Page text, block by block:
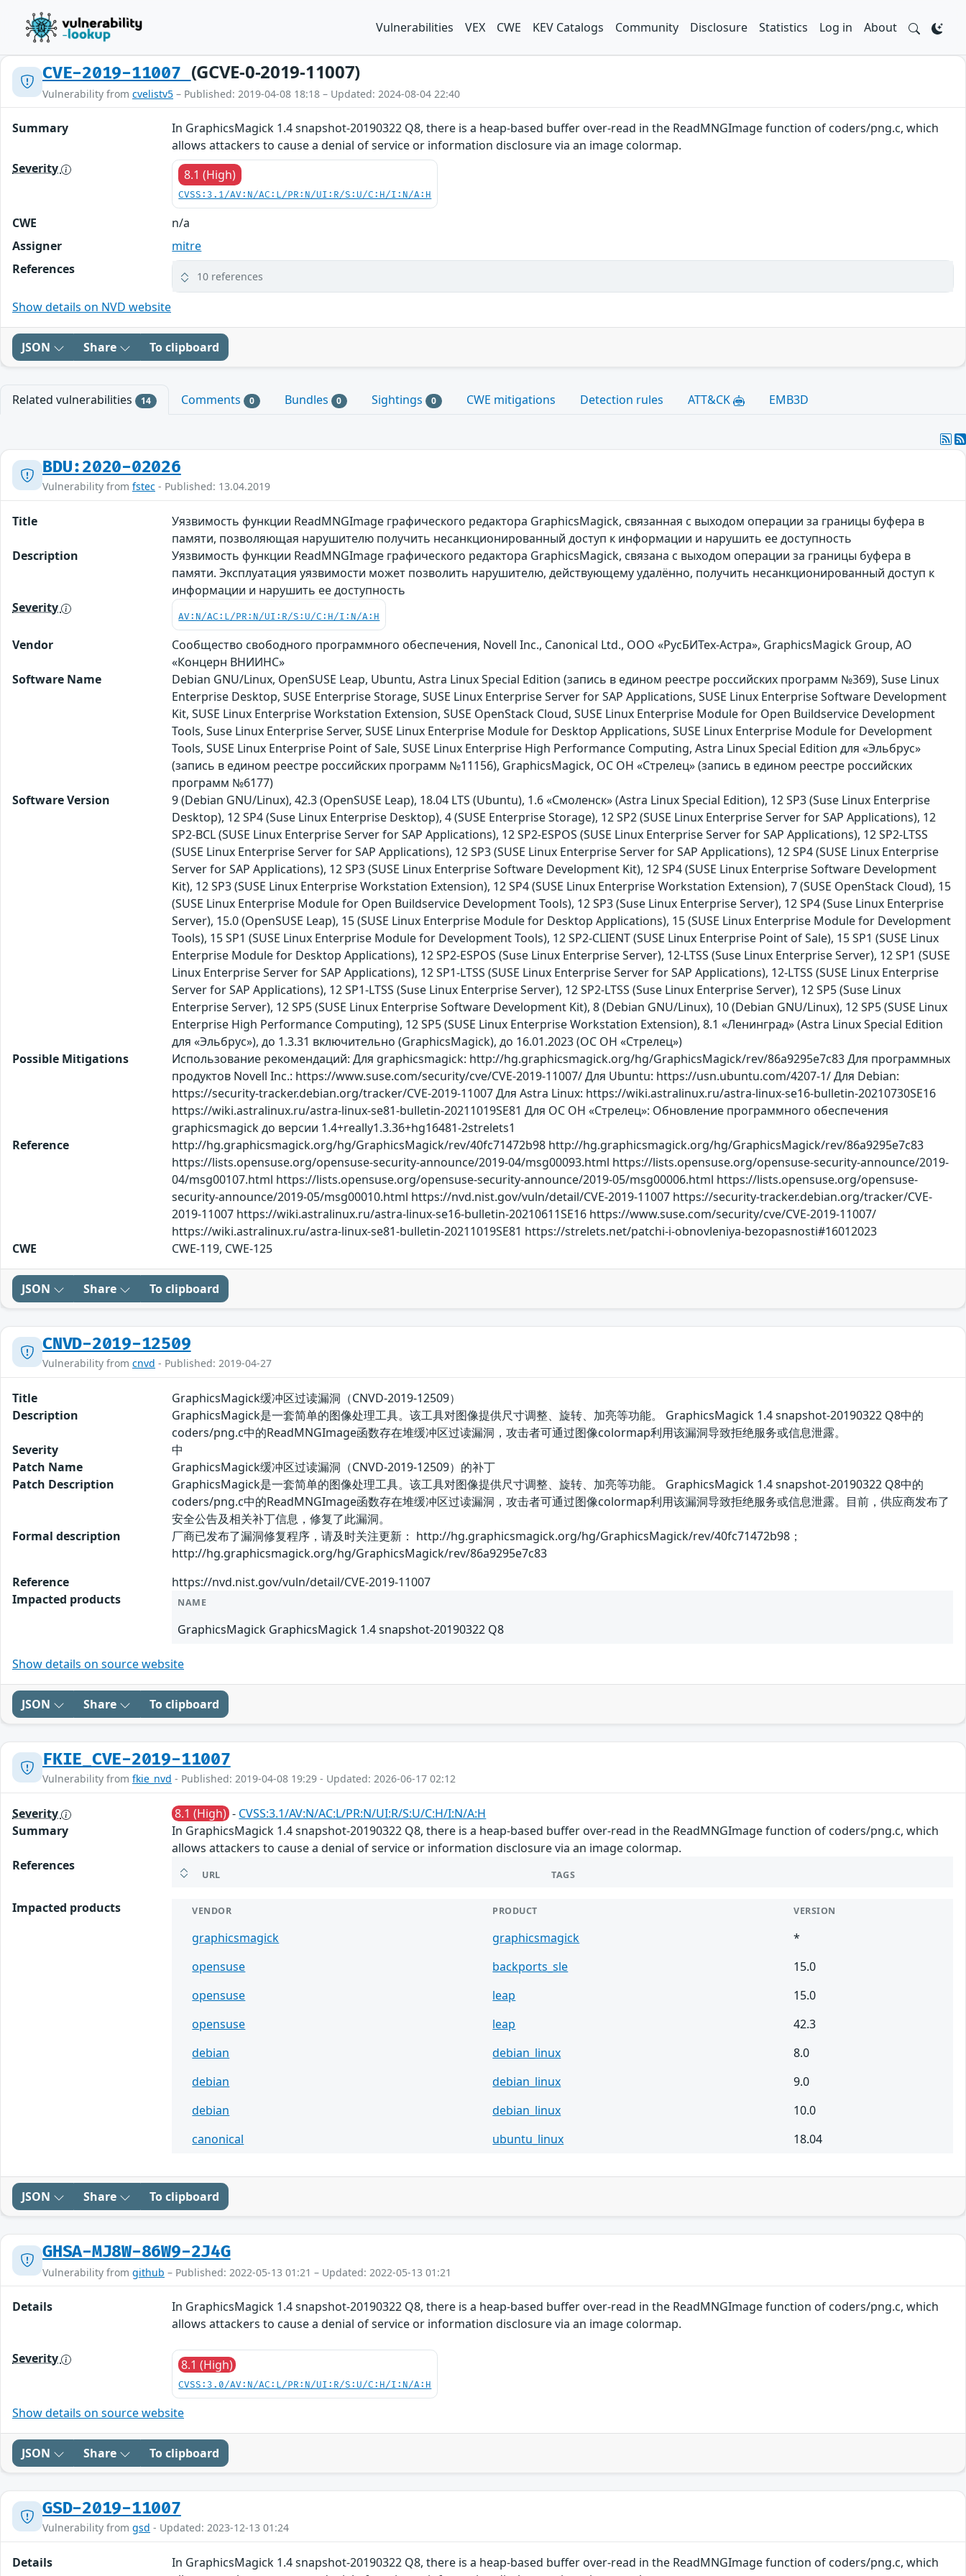
Vulnerabilities VEX CWE KEV Catalogs Community Disclosure Statistics Log in About
CVE-2019-11007 (GCVE-0-2019-11007)
Vulnerability from cvelistv5 – Published: 2019-04-08 18:18 – Updated: 2024-08-04 22:40
Summary
In GraphicsMagick 1.4 snapshot-20190322 Q8, there is a heap-based buffer over-read in the ReadMNGImage function of coders/png.c, which
allows attackers to cause a denial of service or information disclosure via an image colormap.
Severity
8.1 (High)
CVSS:3.1/AV:N/AC:L/PR:N/UI:R/S:U/C:H/I:N/A:H
CWE
n/a
Assigner
mitre
References
10 references
Show details on NVD website
JSON Share To clipboard
Related vulnerabilities 14 Comments 0 Bundles 0 Sightings 0 CWE mitigations Detection rules ATT&CK EMB3D
BDU:2020-02026
Vulnerability from fstec - Published: 13.04.2019
Title
Уязвимость функции ReadMNGImage графического редактора GraphicsMagick, связанная с выходом операции за границы буфера в
памяти, позволяющая нарушителю получить несанкционированный доступ к информации и нарушить ее доступность
Description
Уязвимость функции ReadMNGImage графического редактора GraphicsMagick, связана с выходом операции за границы буфера в
памяти. Эксплуатация уязвимости может позволить нарушителю, действующему удалённо, получить несанкционированный доступ к
информации и нарушить ее доступность
Severity
AV:N/AC:L/PR:N/UI:R/S:U/C:H/I:N/A:H
Vendor
Сообщество свободного программного обеспечения, Novell Inc., Canonical Ltd., ООО «РусБИТех-Астра», GraphicsMagick Group, АО
«Концерн ВНИИНС»
Software Name
Debian GNU/Linux, OpenSUSE Leap, Ubuntu, Astra Linux Special Edition (запись в едином реестре российских программ №369), Suse Linux
Enterprise Desktop, SUSE Enterprise Storage, SUSE Linux Enterprise Server for SAP Applications, SUSE Linux Enterprise Software Development
Kit, SUSE Linux Enterprise Workstation Extension, SUSE OpenStack Cloud, SUSE Linux Enterprise Module for Open Buildservice Development
Tools, Suse Linux Enterprise Server, SUSE Linux Enterprise Module for Desktop Applications, SUSE Linux Enterprise Module for Development
Tools, SUSE Linux Enterprise Point of Sale, SUSE Linux Enterprise High Performance Computing, Astra Linux Special Edition для «Эльбрус»
(запись в едином реестре российских программ №11156), GraphicsMagick, ОС ОН «Стрелец» (запись в едином реестре российских
программ №6177)
Software Version
9 (Debian GNU/Linux), 42.3 (OpenSUSE Leap), 18.04 LTS (Ubuntu), 1.6 «Смоленск» (Astra Linux Special Edition), 12 SP3 (Suse Linux Enterprise
Desktop), 12 SP4 (Suse Linux Enterprise Desktop), 4 (SUSE Enterprise Storage), 12 SP2 (SUSE Linux Enterprise Server for SAP Applications), 12
SP2-BCL (SUSE Linux Enterprise Server for SAP Applications), 12 SP2-ESPOS (SUSE Linux Enterprise Server for SAP Applications), 12 SP2-LTSS
(SUSE Linux Enterprise Server for SAP Applications), 12 SP3 (SUSE Linux Enterprise Server for SAP Applications), 12 SP4 (SUSE Linux Enterprise
Server for SAP Applications), 12 SP3 (SUSE Linux Enterprise Software Development Kit), 12 SP4 (SUSE Linux Enterprise Software Development
Kit), 12 SP3 (SUSE Linux Enterprise Workstation Extension), 12 SP4 (SUSE Linux Enterprise Workstation Extension), 7 (SUSE OpenStack Cloud), 15
(SUSE Linux Enterprise Module for Open Buildservice Development Tools), 12 SP3 (Suse Linux Enterprise Server), 12 SP4 (Suse Linux Enterprise
Server), 15.0 (OpenSUSE Leap), 15 (SUSE Linux Enterprise Module for Desktop Applications), 15 (SUSE Linux Enterprise Module for Development
Tools), 15 SP1 (SUSE Linux Enterprise Module for Development Tools), 12 SP2-CLIENT (SUSE Linux Enterprise Point of Sale), 15 SP1 (SUSE Linux
Enterprise Module for Desktop Applications), 12 SP2-ESPOS (Suse Linux Enterprise Server), 12-LTSS (Suse Linux Enterprise Server), 12 SP1 (SUSE
Linux Enterprise Server for SAP Applications), 12 SP1-LTSS (SUSE Linux Enterprise Server for SAP Applications), 12-LTSS (SUSE Linux Enterprise
Server for SAP Applications), 12 SP1-LTSS (Suse Linux Enterprise Server), 12 SP2-LTSS (Suse Linux Enterprise Server), 12 SP5 (Suse Linux
Enterprise Server), 12 SP5 (SUSE Linux Enterprise Software Development Kit), 8 (Debian GNU/Linux), 10 (Debian GNU/Linux), 12 SP5 (SUSE Linux
Enterprise High Performance Computing), 12 SP5 (SUSE Linux Enterprise Workstation Extension), 8.1 «Ленинград» (Astra Linux Special Edition
для «Эльбрус»), до 1.3.31 включительно (GraphicsMagick), до 16.01.2023 (ОС ОН «Стрелец»)
Possible Mitigations
Использование рекомендаций: Для graphicsmagick: http://hg.graphicsmagick.org/hg/GraphicsMagick/rev/86a9295e7c83 Для программных
продуктов Novell Inc.: https://www.suse.com/security/cve/CVE-2019-11007/ Для Ubuntu: https://usn.ubuntu.com/4207-1/ Для Debian:
https://security-tracker.debian.org/tracker/CVE-2019-11007 Для Astra Linux: https://wiki.astralinux.ru/astra-linux-se16-bulletin-20210730SE16
https://wiki.astralinux.ru/astra-linux-se81-bulletin-20211019SE81 Для ОС ОН «Стрелец»: Обновление программного обеспечения
graphicsmagick до версии 1.4+really1.3.36+hg16481-2strelets1
Reference
http://hg.graphicsmagick.org/hg/GraphicsMagick/rev/40fc71472b98 http://hg.graphicsmagick.org/hg/GraphicsMagick/rev/86a9295e7c83
https://lists.opensuse.org/opensuse-security-announce/2019-04/msg00093.html https://lists.opensuse.org/opensuse-security-announce/2019-
04/msg00107.html https://lists.opensuse.org/opensuse-security-announce/2019-05/msg00006.html https://lists.opensuse.org/opensuse-
security-announce/2019-05/msg00010.html https://nvd.nist.gov/vuln/detail/CVE-2019-11007 https://security-tracker.debian.org/tracker/CVE-
2019-11007 https://wiki.astralinux.ru/astra-linux-se16-bulletin-20210611SE16 https://www.suse.com/security/cve/CVE-2019-11007/
https://wiki.astralinux.ru/astra-linux-se81-bulletin-20211019SE81 https://strelets.net/patchi-i-obnovleniya-bezopasnosti#16012023
CWE
CWE-119, CWE-125
JSON Share To clipboard
CNVD-2019-12509
Vulnerability from cnvd - Published: 2019-04-27
Title
GraphicsMagick缓冲区过读漏洞（CNVD-2019-12509）
Description
GraphicsMagick是一套简单的图像处理工具。该工具对图像提供尺寸调整、旋转、加亮等功能。 GraphicsMagick 1.4 snapshot-20190322 Q8中的
coders/png.c中的ReadMNGImage函数存在堆缓冲区过读漏洞，攻击者可通过图像colormap利用该漏洞导致拒绝服务或信息泄露。
Severity
中
Patch Name
GraphicsMagick缓冲区过读漏洞（CNVD-2019-12509）的补丁
Patch Description
GraphicsMagick是一套简单的图像处理工具。该工具对图像提供尺寸调整、旋转、加亮等功能。 GraphicsMagick 1.4 snapshot-20190322 Q8中的
coders/png.c中的ReadMNGImage函数存在堆缓冲区过读漏洞，攻击者可通过图像colormap利用该漏洞导致拒绝服务或信息泄露。目前，供应商发布了
安全公告及相关补丁信息，修复了此漏洞。
Formal description
厂商已发布了漏洞修复程序，请及时关注更新： http://hg.graphicsmagick.org/hg/GraphicsMagick/rev/40fc71472b98；
http://hg.graphicsmagick.org/hg/GraphicsMagick/rev/86a9295e7c83
Reference
https://nvd.nist.gov/vuln/detail/CVE-2019-11007
Impacted products
NAME
GraphicsMagick GraphicsMagick 1.4 snapshot-20190322 Q8
Show details on source website
JSON Share To clipboard
FKIE_CVE-2019-11007
Vulnerability from fkie_nvd - Published: 2019-04-08 19:29 - Updated: 2026-06-17 02:12
Severity 8.1 (High) - CVSS:3.1/AV:N/AC:L/PR:N/UI:R/S:U/C:H/I:N/A:H
Summary
In GraphicsMagick 1.4 snapshot-20190322 Q8, there is a heap-based buffer over-read in the ReadMNGImage function of coders/png.c, which
allows attackers to cause a denial of service or information disclosure via an image colormap.
References
URL TAGS
Impacted products VENDOR PRODUCT VERSION
graphicsmagick graphicsmagick
*
opensuse
backports_sle
15.0
opensuse
leap
15.0
opensuse
leap
42.3
debian
debian_linux
8.0
debian
debian_linux
9.0
debian
debian_linux
10.0
canonical
ubuntu_linux 18.04
JSON Share To clipboard
GHSA-MJ8W-86W9-2J4G
Vulnerability from github – Published: 2022-05-13 01:21 – Updated: 2022-05-13 01:21
Details
In GraphicsMagick 1.4 snapshot-20190322 Q8, there is a heap-based buffer over-read in the ReadMNGImage function of coders/png.c, which
allows attackers to cause a denial of service or information disclosure via an image colormap.
Severity 8.1 (High)
CVSS:3.0/AV:N/AC:L/PR:N/UI:R/S:U/C:H/I:N/A:H
Show details on source website
JSON Share To clipboard
GSD-2019-11007
Vulnerability from gsd - Updated: 2023-12-13 01:24
Details
In GraphicsMagick 1.4 snapshot-20190322 Q8, there is a heap-based buffer over-read in the ReadMNGImage function of coders/png.c, which